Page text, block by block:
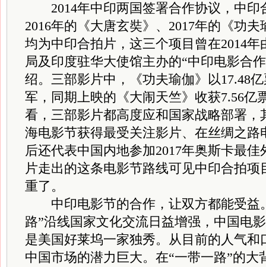
2014年中印两国签署合作协议，中印
2016年的《大唐玄奘》、2017年的《功
均为中印合拍片，这三个项目曾在2014
局及印度驻华大使馆主办的“中印电影合
绍。三部影片中，《功夫瑜伽》以17.48
军，同期上映的《大闹天竺》收获7.56亿
看，三部影片都高度应和国家战略部署，
海电影节获得最受关注影片、在丝绸之路
后还代表中国内地参加2017年奥斯卡最
片走出的这条电影节路线可见中印合拍
重了。
中印电影节的合作，让双方都能受益
路”沿线国家文化交流日益增强，中国电
是美国好莱坞一家独秀。从目前的人气和
中国市场的潜力巨大。在“一带一路”的大